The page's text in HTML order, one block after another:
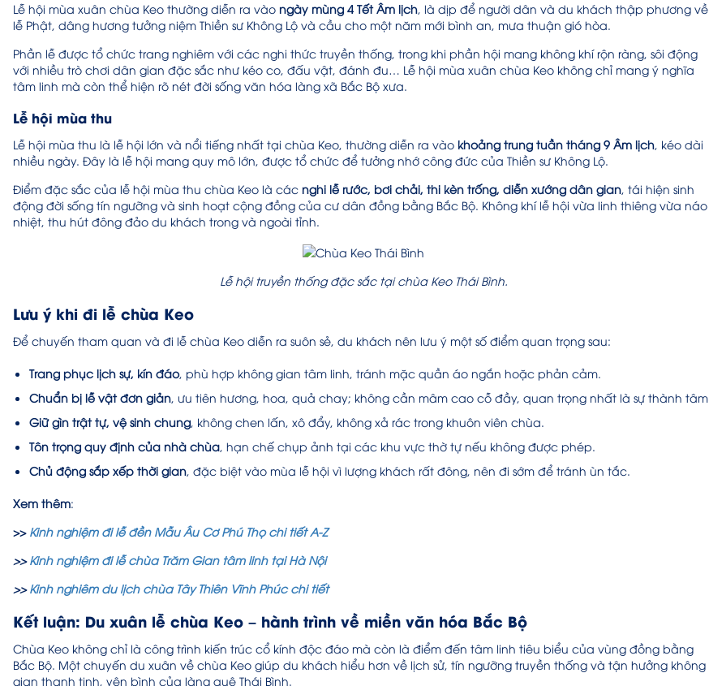
Lễ hội mùa xuân chùa Keo thường diễn ra vào ngày mùng 4 Tết Âm lịch, là dịp để người dân và du khách thập phương về
lễ Phật, dâng hương tưởng niệm Thiền sư Không Lộ và cầu cho một năm mới bình an, mưa thuận gió hòa.
Phần lễ được tổ chức trang nghiêm với các nghi thức truyền thống, trong khi phần hội mang không khí rộn ràng, sôi động
với nhiều trò chơi dân gian đặc sắc như kéo co, đấu vật, đánh đu… Lễ hội mùa xuân chùa Keo không chỉ mang ý nghĩa
tâm linh mà còn thể hiện rõ nét đời sống văn hóa làng xã Bắc Bộ xưa.
Lễ hội mùa thu
Lễ hội mùa thu là lễ hội lớn và nổi tiếng nhất tại chùa Keo, thường diễn ra vào khoảng trung tuần tháng 9 Âm lịch, kéo dài
nhiều ngày. Đây là lễ hội mang quy mô lớn, được tổ chức để tưởng nhớ công đức của Thiền sư Không Lộ.
Điểm đặc sắc của lễ hội mùa thu chùa Keo là các nghi lễ rước, bơi chải, thi kèn trống, diễn xướng dân gian, tái hiện sinh
động đời sống tín ngưỡng và sinh hoạt cộng đồng của cư dân đồng bằng Bắc Bộ. Không khí lễ hội vừa linh thiêng vừa náo
nhiệt, thu hút đông đảo du khách trong và ngoài tỉnh.
Lễ hội truyền thống đặc sắc tại chùa Keo Thái Bình.
Lưu ý khi đi lễ chùa Keo
Để chuyến tham quan và đi lễ chùa Keo diễn ra suôn sẻ, du khách nên lưu ý một số điểm quan trọng sau:
Trang phục lịch sự, kín đáo, phù hợp không gian tâm linh, tránh mặc quần áo ngắn hoặc phản cảm.
Chuẩn bị lễ vật đơn giản , ưu tiên hương, hoa, quả chay; không cần mâm cao cỗ đầy, quan trọng nhất là sự thành tâm.
Giữ gìn trật tự, vệ sinh chung , không chen lấn, xô đẩy, không xả rác trong khuôn viên chùa.
Tôn trọng quy định của nhà chùa , hạn chế chụp ảnh tại các khu vực thờ tự nếu không được phép.
Chủ động sắp xếp thời gian , đặc biệt vào mùa lễ hội vì lượng khách rất đông, nên đi sớm để tránh ùn tắc.
Xem thêm:
>> Kinh nghiệm đi lễ đền Mẫu Âu Cơ Phú Thọ chi tiết A-Z
>>Kinh nghiệm đi lễ chùa Trăm Gian tâm linh tại Hà Nội
>>Kinh nghiêm du lịch chùa Tây Thiên Vĩnh Phúc chi tiết
Kết luận: Du xuân lễ chùa Keo – hành trình về miền văn hóa Bắc Bộ
Chùa Keo không chỉ là công trình kiến trúc cổ kính độc đáo mà còn là điểm đến tâm linh tiêu biểu của vùng đồng bằng
Bắc Bộ. Một chuyến du xuân về chùa Keo giúp du khách hiểu hơn về lịch sử, tín ngưỡng truyền thống và tận hưởng không
gian thanh tịnh, yên bình của làng quê Thái Bình.